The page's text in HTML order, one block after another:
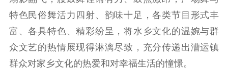
提升资源库
政务服务
登记服务
科研创新
服务管理平台
智库服务
管理平台
文艺创作
服务管理
文化产业
统计分析
数字出版
审读服务
新闻发布工作备
案管理系统
特色民俗舞活力四射、韵味十足，各类节目形式丰
富、各具特色、精彩纷呈，将水乡文化的温婉与群
众文艺的热情展现得淋漓尽致，充分传递出漕运镇
群众对家乡文化的热爱和对幸福生活的憧憬。